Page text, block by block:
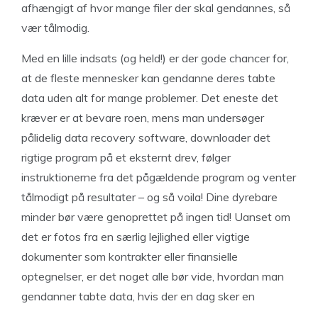
afhængigt af hvor mange filer der skal gendannes, så
vær tålmodig.
Med en lille indsats (og held!) er der gode chancer for,
at de fleste mennesker kan gendanne deres tabte
data uden alt for mange problemer. Det eneste det
kræver er at bevare roen, mens man undersøger
pålidelig data recovery software, downloader det
rigtige program på et eksternt drev, følger
instruktionerne fra det pågældende program og venter
tålmodigt på resultater – og så voila! Dine dyrebare
minder bør være genoprettet på ingen tid! Uanset om
det er fotos fra en særlig lejlighed eller vigtige
dokumenter som kontrakter eller finansielle
optegnelser, er det noget alle bør vide, hvordan man
gendanner tabte data, hvis der en dag sker en